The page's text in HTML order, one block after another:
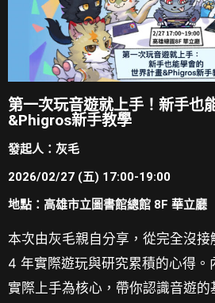
第一次玩音遊就上手！新手也
&Phigros新手教學
發起人：灰毛
2026/02/27 (五) 17:00-19:00
地點：高雄市立圖書館總館 8F 華立廳
本次由灰毛親自分享，從完全沒
4 年實際遊玩與研究累積的心得。
實際上手為核心，帶你認識音遊